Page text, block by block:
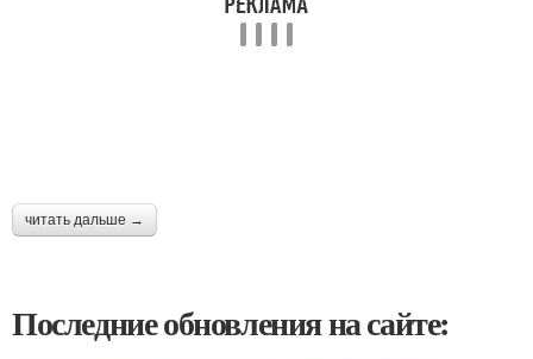
читать дальше →
Последние обновления на сайте: